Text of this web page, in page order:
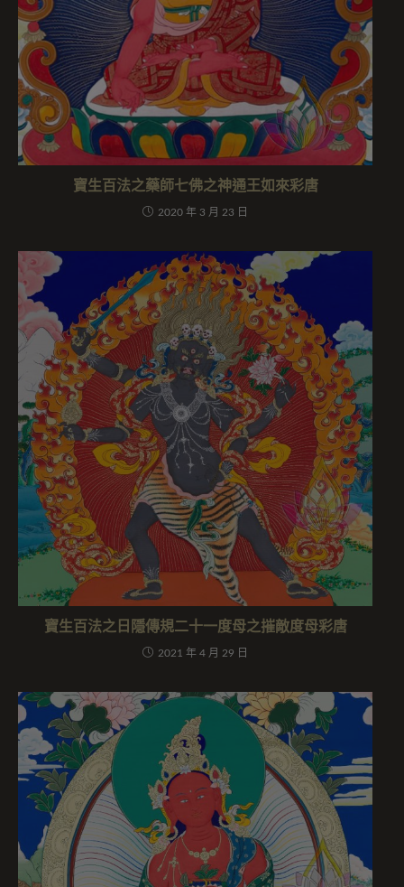
寶生百法之藥師七佛之神通王如來彩唐
2020 年 3 月 23 日
寶生百法之日隱傳規二十一度母之摧敵度母彩唐
2021 年 4 月 29 日